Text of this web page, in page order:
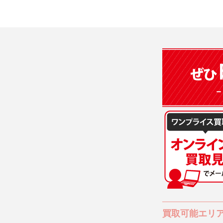
買取可能エリ